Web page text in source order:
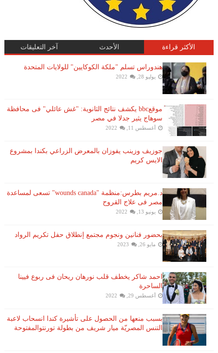
الأكثر قراءة الأحدث آخر التعليقات
هندوراس تسلم "ملكة الكوكايين" للولايات المتحدة
يوليو 28, 2022
موقعbbc يكشف نتائج الثانوية: "غش عائلي" فى محافظة
سوهاج يثير جدلا في مصر
أغسطس 11, 2022
جوزيف وزينب يفوزان بالمعرض الزراعي بكندا بمشروع
الايس كريم
د.مريم بطرس:منظمة "wounds canada" تسعى لمساعدة
مصر فى علاج القروح
يونيو 13, 2022
بحضور فنانين ونجوم مجتمع إنطلاق حفل تكريم الرواد
مايو 26, 2023
احمد شاكر يخطف قلب نورهان ريحان فى ربوع فيينا
الساحرة
أغسطس 29, 2022
بسبب منعها من الحصول على تأشيرة كندا انسحاب لاعبة ​
التنس​ المصريّة ​ميار شريف​ من بطولة ​تورنتو​المفتوحة